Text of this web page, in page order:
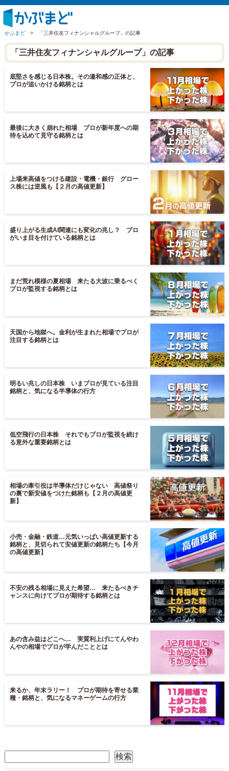
かぶまど > 「三井住友フィナンシャルグループ」の記事
「三井住友フィナンシャルグループ」の記事
底堅さを感じる日本株。その違和感の正体と、
プロが追いかける銘柄とは
最後に大きく崩れた相場 プロが新年度への期
待を込めて見守る銘柄とは
上場来高値をつける建設・電機・銀行 グロー
ス株には逆風も【２月の高値更新】
盛り上がる生成AI関連にも変化の兆し？ プロ
がいま目を付けている銘柄とは
まだ荒れ模様の夏相場 来たる大波に乗るべく
プロが監視する銘柄とは
天国から地獄へ。金利が生まれた相場でプロが
注目する銘柄とは
明るい兆しの日本株 いまプロが見ている注目
銘柄と、気になる半導体の行方
低空飛行の日本株 それでもプロが監視を続け
る意外な重要銘柄とは
相場の牽引役は半導体だけじゃない 高値祭り
の裏で新安値をつけた銘柄も【２月の高値更
新】
小売・金融・鉄道…元気いっぱい高値更新する
銘柄と、見切られて安値更新の銘柄たち【今月
の高値更新】
不安の残る相場に見えた希望… 来たるべきチ
ャンスに向けてプロが期待する銘柄とは
あの含み益はどこへ… 実質利上げにてんやわ
んやの相場でプロが学んだこととは
来るか、年末ラリー！ プロが期待を寄せる業
種・銘柄と、気になるマネーゲームの行方
検索